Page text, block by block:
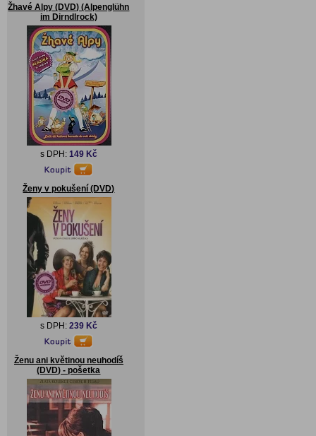
Žhavé Alpy (DVD) (Alpenglühn
im Dirndlrock)
s DPH: 149 Kč
Ženy v pokušení (DVD)
s DPH: 239 Kč
Ženu ani květinou neuhodíš
(DVD) - pošetka